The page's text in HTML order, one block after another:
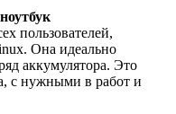
пользователей,
Она идеально
аккумулятора. Это
с нужными в работ и